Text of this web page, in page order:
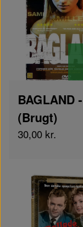
BAGLAND
(Brugt)
30,00 kr.